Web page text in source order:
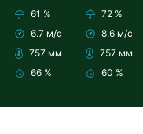
61 %
6.7 м/с
757 мм
66 %
72 %
8.6 м/с
757 мм
60 %